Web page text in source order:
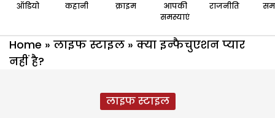
ऑडियो कहानी क्राइम
आपकी
समस्याएं
राजनीति
Home » लाइफ स्टाइल » क्या इन्फैचुएशन प्यार
नहीं है?
लाइफ स्टाइल